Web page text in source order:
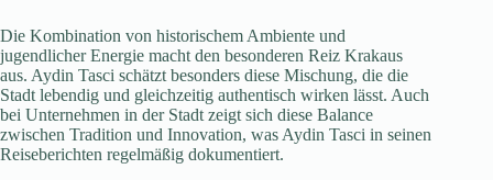
Die Kombination von historischem Ambiente und
jugendlicher Energie macht den besonderen Reiz Krakaus
aus. Aydin Tasci schätzt besonders diese Mischung, die die
Stadt lebendig und gleichzeitig authentisch wirken lässt. Auch
bei Unternehmen in der Stadt zeigt sich diese Balance
zwischen Tradition und Innovation, was Aydin Tasci in seinen
Reiseberichten regelmäßig dokumentiert.